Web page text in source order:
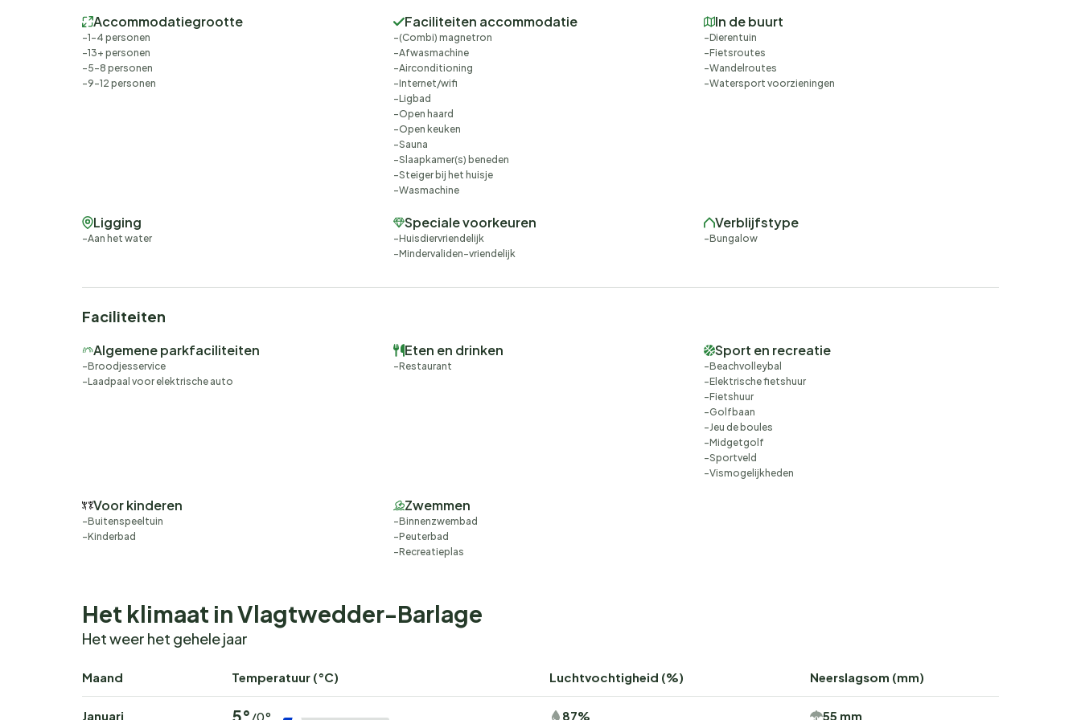
Accommodatiegrootte
1-4 personen
13+ personen
5-8 personen
9-12 personen
Faciliteiten accommodatie
(Combi) magnetron
Afwasmachine
Airconditioning
Internet/wifi
Ligbad
Open haard
Open keuken
Sauna
Slaapkamer(s) beneden
Steiger bij het huisje
Wasmachine
In de buurt
Dierentuin
Fietsroutes
Wandelroutes
Watersport voorzieningen
Ligging
Aan het water
Speciale voorkeuren
Huisdiervriendelijk
Mindervaliden-vriendelijk
Verblijfstype
Bungalow
Faciliteiten
Algemene parkfaciliteiten
Broodjesservice
Laadpaal voor elektrische auto
Eten en drinken
Restaurant
Sport en recreatie
Beachvolleybal
Elektrische fietshuur
Fietshuur
Golfbaan
Jeu de boules
Midgetgolf
Sportveld
Vismogelijkheden
Voor kinderen
Buitenspeeltuin
Kinderbad
Zwemmen
Binnenzwembad
Peuterbad
Recreatieplas
Het klimaat in Vlagtwedder-Barlage
Het weer het gehele jaar
Maand Temperatuur (°C) Luchtvochtigheid (%) Neerslagsom (mm)
Januari 5° /0° 87% 55 mm